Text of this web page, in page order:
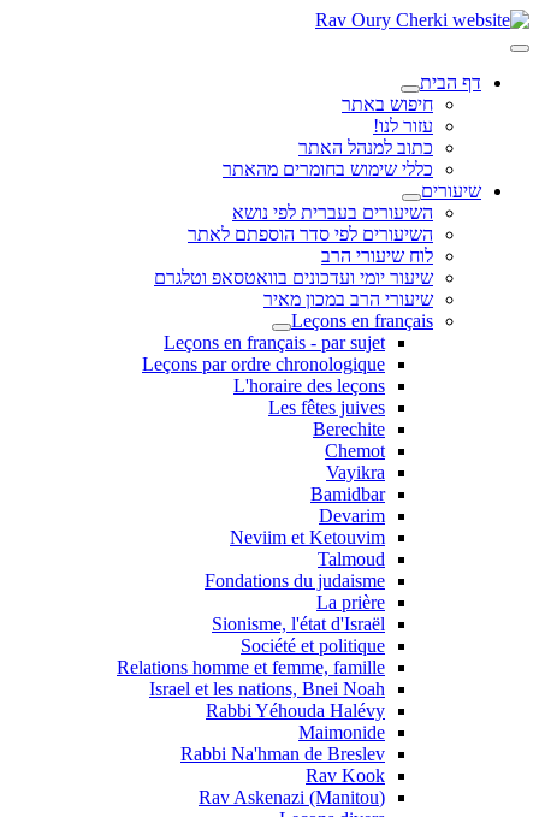
דף הבית
חיפוש באתר
עזור לנו!
כתוב למנהל האתר
כללי שימוש בחומרים מהאתר
שיעורים
השיעורים בעברית לפי נושא
השיעורים לפי סדר הוספתם לאתר
לוח שיעורי הרב
שיעור יומי ועדכונים בוואטסאפ וטלגרם
שיעורי הרב במכון מאיר
Leçons en français
Leçons en français - par sujet
Leçons par ordre chronologique
L'horaire des leçons
Les fêtes juives
Berechite
Chemot
Vayikra
Bamidbar
Devarim
Neviim et Ketouvim
Talmoud
Fondations du judaisme
La prière
Sionisme, l'état d'Israël
Société et politique
Relations homme et femme, famille
Israel et les nations, Bnei Noah
Rabbi Yéhouda Halévy
Maimonide
Rabbi Na'hman de Breslev
Rav Kook
(Rav Askenazi (Manitou